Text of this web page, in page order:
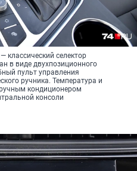
селектор
в виде двухпозиционного
пульт управления
ручника. Температура и
кондиционером
консоли